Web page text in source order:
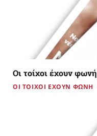
Οι τοίχοι έχουν φωνή
ΟΙ ΤΟΙΧΟΙ ΕΧΟΥΝ ΦΩΝΗ